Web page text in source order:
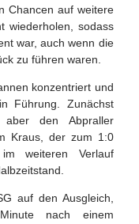
Chancen auf weitere
wiederholen, sodass
war, auch wenn die
zu führen waren.
konzentriert und
Führung. Zunächst
aber den Abpraller
Kraus, der zum 1:0
weiteren Verlauf
auf den Ausgleich,
nach einem